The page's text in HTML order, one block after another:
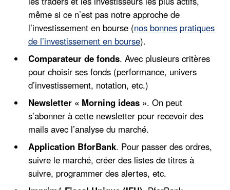
même si ce n’est pas notre approche de
l’investissement en bourse (nos bonnes pratiques
de l’investissement en bourse).
Comparateur de fonds. Avec plusieurs critères
pour choisir ses fonds (performance, univers
d’investissement, notation, etc.)
Newsletter « Morning ideas ». On peut
s’abonner à cette newsletter pour recevoir des
mails avec l’analyse du marché.
Application BforBank. Pour passer des ordres,
suivre le marché, créer des listes de titres à
suivre, programmer des alertes, etc.